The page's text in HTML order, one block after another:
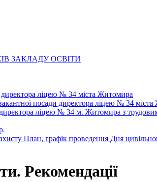
ЗАКЛАДУ ОСВІТИ
ліцею № 34 міста Житомира
посади директора ліцею № 34
ліцею № 34 м. Житомира з
План, графік проведення Дня
Рекомендації